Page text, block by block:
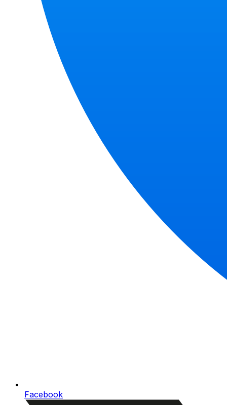
Facebook